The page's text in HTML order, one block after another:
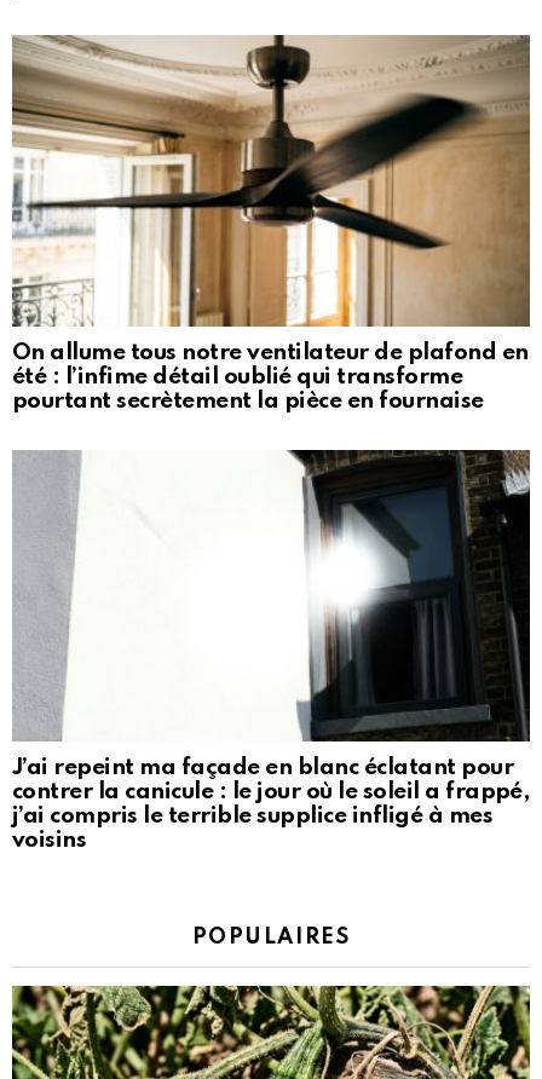
On allume tous notre ventilateur de plafond en
été : l’infime détail oublié qui transforme
pourtant secrètement la pièce en fournaise
J’ai repeint ma façade en blanc éclatant pour
contrer la canicule : le jour où le soleil a frappé,
j’ai compris le terrible supplice infligé à mes
voisins
POPULAIRES